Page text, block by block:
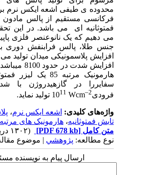
محدوده ی طیفی اشعه ایکس نرم
فرکانسی مستقیم از پالس مادون
فمتوثانیه ای می باشد. در این
می دهیم که یک نانوعنصر فلزی
جنس طلا، پالس فرابنفش دوری با
افزایش پلاسمونیکی میدان تولید
افزایش شدت در حدود
هارمونیک مرتبه 85 یک لیزر
سفایررا در گازهیدروژن با
فرودی
10 11Wcm–2 تولید نماید.
واژه‌های کلیدی:اشعه ایکس نرم ،
تابش فمتوثانیه،هارمونیک های مرتبه
متن کامل[PDF 678 kb]
نوع مطالعه:پژوهشي| موضوع
ارسال پیام به نویسنده